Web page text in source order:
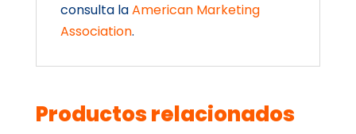
consulta laAmerican Marketing
Association.
Productos relacionados